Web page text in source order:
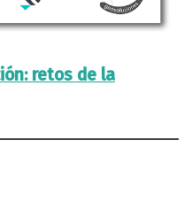
retos de la